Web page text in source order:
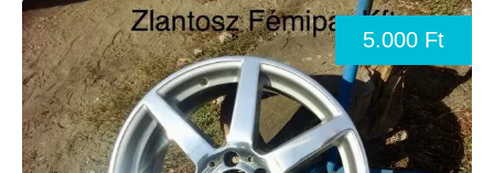
5.000 Ft